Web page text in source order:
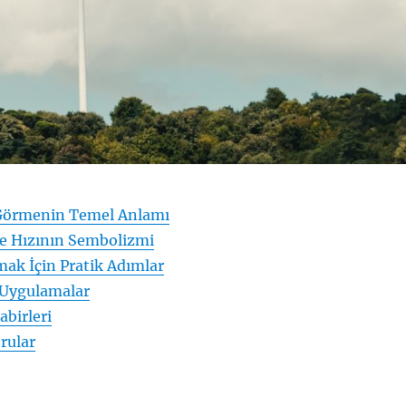
Temel Anlamı
Hızının Sembolizmi
İçin Pratik Adımlar